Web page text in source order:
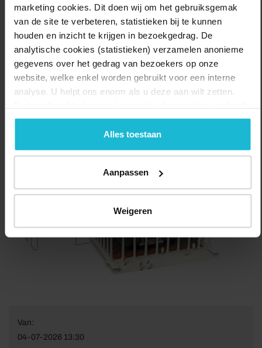
marketing cookies. Dit doen wij om het gebruiksgemak
van de site te verbeteren, statistieken bij te kunnen
houden en inzicht te krijgen in bezoekgedrag. De
analytische cookies (statistieken) verzamelen anonieme
gegevens over het gedrag van bezoekers op onze
website, welke enkel worden gebruikt voor een interne
analyse. U helpt ons enorm als u deze aan wilt zetten.
geen commerciële doelstelling. U kunt deze cookies via
de knoppen accepteren, beheren of weigeren.
Alles toestaan
Aanpassen
Weigeren
Bezoek de website Delen:
Van:
04-07-2026 13:30